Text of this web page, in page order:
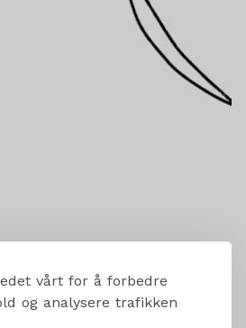
vårt for å forbedre
og analysere trafikken